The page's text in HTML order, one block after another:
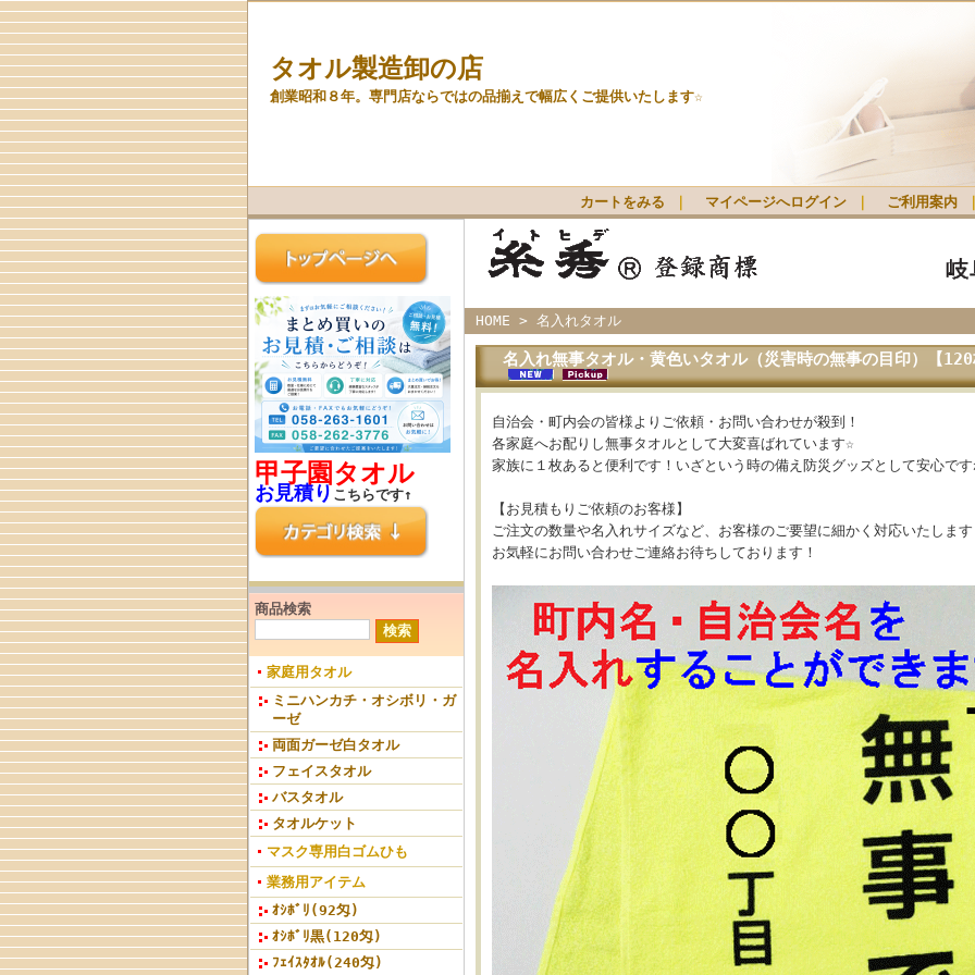
タオル製造卸の店
創業昭和８年。専門店ならではの品揃えで幅広くご提供いたします☆
カートをみる マイページへログイン｜ ご利用案内
甲子園タオル
お見積りこちらです↑
商品検索
家庭用タオル
ミニハンカチ・オシボリ・ガ
ーゼ
両面ガーゼ白タオル
フェイスタオル
バスタオル
タオルケット
マスク専用白ゴムひも
業務用アイテム
ｵｼﾎﾞﾘ(92匁)
ｵｼﾎﾞﾘ黒(120匁)
ﾌｪｲｽﾀｵﾙ(240匁)
HOME > 名入れタオル
名入れ無事タオル・黄色いタオル（災害時の無事の目印）【
自治会・町内会の皆様よりご依頼・お問い合わせが殺到！
各家庭へお配りし無事タオルとして大変喜ばれています☆
家族に１枚あると便利です！いざという時の備え防災グッズとして安心で
【お見積もりご依頼のお客様】
ご注文の数量や名入れサイズなど、お客様のご要望に細かく対応いたします
お気軽にお問い合わせご連絡お待ちしております！